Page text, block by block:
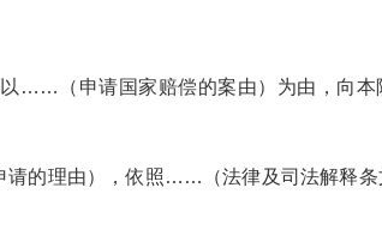
……（申请国家赔偿的案由）为由，向本
的理由），依照……（法律及司法解释条